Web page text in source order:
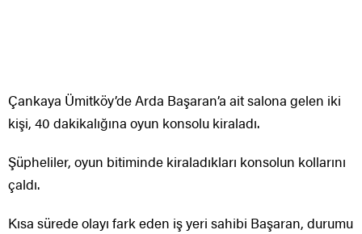
Çankaya Ümitköy’de Arda Başaran’a ait salona gelen iki
kişi, 40 dakikalığına oyun konsolu kiraladı.
Şüpheliler, oyun bitiminde kiraladıkları konsolun kollarını
çaldı.
Kısa sürede olayı fark eden iş yeri sahibi Başaran, durumu